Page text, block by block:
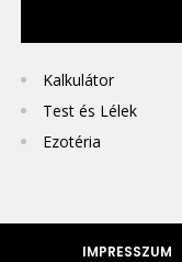
Kalkulátor
Test és Lélek
Ezotéria
IMPRESSZUM